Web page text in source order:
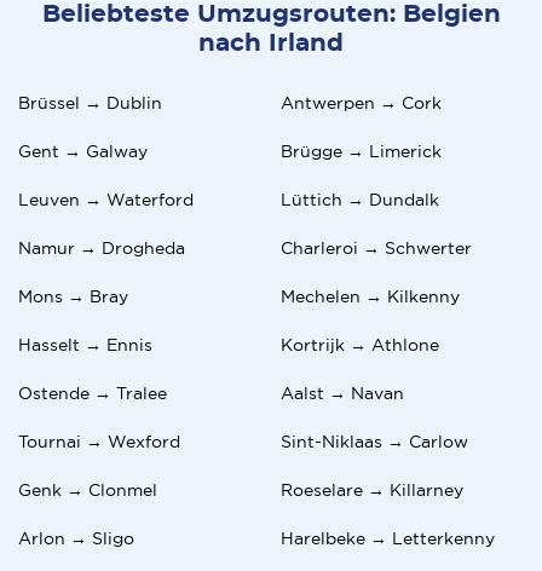
Beliebteste Umzugsrouten: Belgien
nach Irland
Brüssel → Dublin Antwerpen → Cork
Gent → Galway Brügge → Limerick
Leuven → Waterford Lüttich → Dundalk
Namur → Drogheda Charleroi → Schwerter
Mons → Bray Mechelen → Kilkenny
Hasselt → Ennis Kortrijk → Athlone
Ostende → Tralee Aalst → Navan
Tournai → Wexford Sint-Niklaas → Carlow
Genk → Clonmel Roeselare → Killarney
Arlon → Sligo Harelbeke → Letterkenny